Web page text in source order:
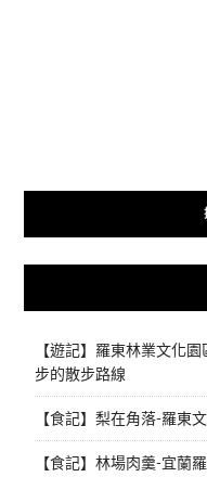
【遊記】羅東林業文化
步的散步路線
【食記】梨在角落-羅東
【食記】林場肉羹-宜蘭